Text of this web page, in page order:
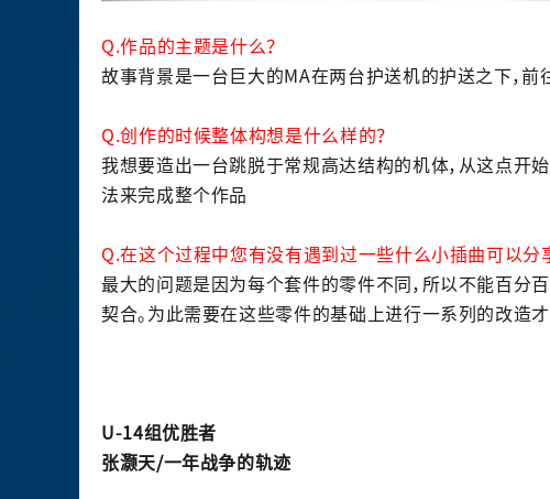
Q.作品的主题是什么？
故事背景是一台巨大的MA在两台护送机的护送之下，前
Q.创作的时候整体构想是什么样的？
我想要造出一台跳脱于常规高达结构的机体，从这点开
法来完成整个作品
Q.在这个过程中您有没有遇到过一些什么小插曲可以分
最大的问题是因为每个套件的零件不同，所以不能百分
契合。为此需要在这些零件的基础上进行一系列的改造
U-14组优胜者
张灏天/一年战争的轨迹